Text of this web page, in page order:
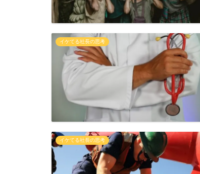
イケてる社長の思考
イケてる社長の思考